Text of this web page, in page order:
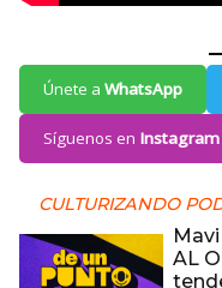
Únete a WhatsApp
Síguenos en Instagram
CULTURIZANDO
AL